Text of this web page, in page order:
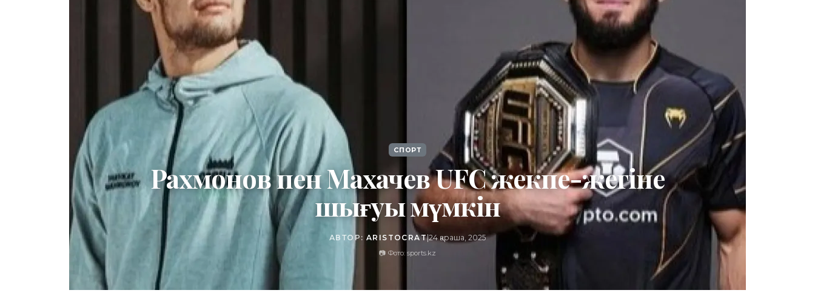
СПОРТ
Рахмонов пен Махачев UFC жекпе-жегіне
шығуы мүмкін
АВТОР: ARISTOCRAT|24 қараша, 2025
📷 Фото: sports.kz